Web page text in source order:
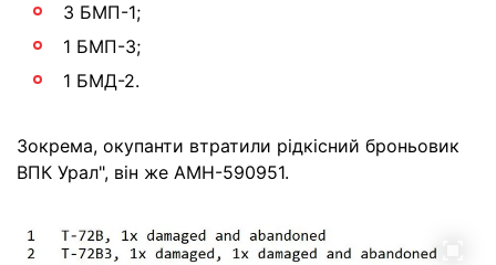
3 БМП-1;
1 БМП-3;
1 БМД-2.
Зокрема, окупанти втратили рідкісний броньовик
ВПК Урал", він же АМН-590951.